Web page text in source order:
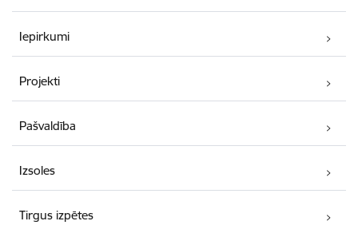
Iepirkumi
Projekti
Pašvaldība
Izsoles
Tirgus izpētes